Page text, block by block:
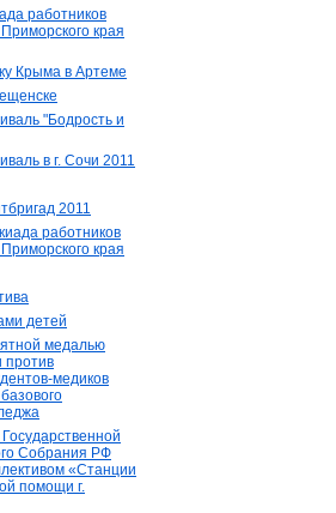
работников
края
Крыма в Артеме
"Бодрость и
в г. Сочи 2011
2011
работников
края
детей
медалью
против
медиков
Собрания РФ
«Станции
помощи г.